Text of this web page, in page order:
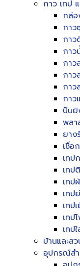
กาว เทป
กล่อ
กาว
กาว
กาว
กาว
กาว
กาว
กาว
ปืนยิ
พลา
ยาง
เชื่อก
เทป
เทป
เทป
เทป
เทป
เทป
เทป
บ้านและส
อุปกรณ์ส